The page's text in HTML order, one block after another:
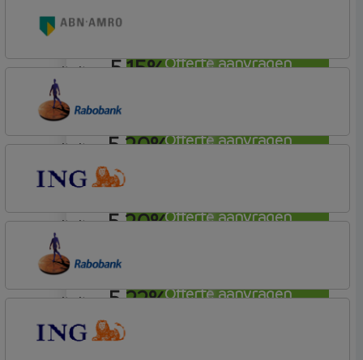
Offerte aanvragen
5,15%
Offerte aanvragen
Plusvoorwaarden (Incl. Korting)
annuiteit
5,20%
Offerte aanvragen
ABN AMRO Bank
Woning
annuiteit
5,20%
Offerte aanvragen
Basisvoorwaarden
annuiteit
5,22%
ING Bank
Basis (Incl. Korting)
annuiteit
Plusvoorwaarden